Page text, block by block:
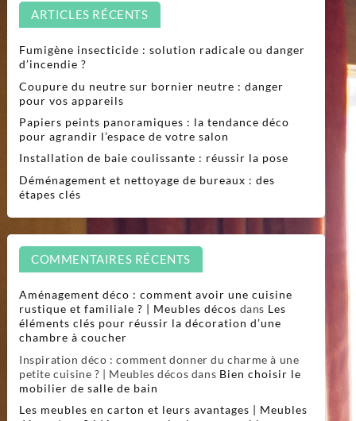
ARTICLES RÉCENTS
Fumigène insecticide : solution radicale ou danger
d’incendie ?
Coupure du neutre sur bornier neutre : danger
pour vos appareils
Papiers peints panoramiques : la tendance déco
pour agrandir l’espace de votre salon
Installation de baie coulissante : réussir la pose
Déménagement et nettoyage de bureaux : des
étapes clés
COMMENTAIRES RÉCENTS
Aménagement déco : comment avoir une cuisine
rustique et familiale ? | Meubles décos dans Les
éléments clés pour réussir la décoration d’une
chambre à coucher
Inspiration déco : comment donner du charme à une
petite cuisine ? | Meubles décos dans Bien choisir le
mobilier de salle de bain
Les meubles en carton et leurs avantages | Meubles